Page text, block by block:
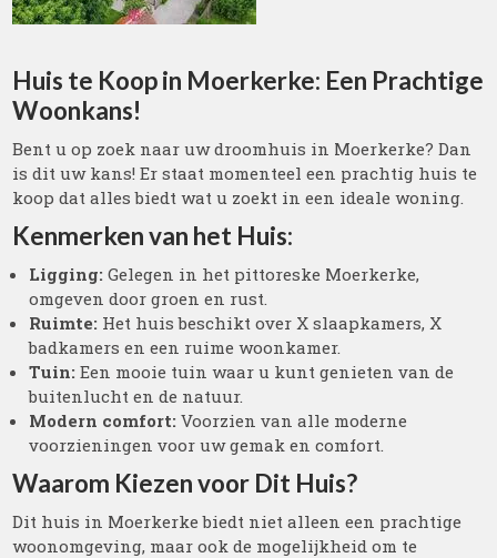
Huis te Koop in Moerkerke: Een Prachtige
Woonkans!
Bent u op zoek naar uw droomhuis in Moerkerke? Dan
is dit uw kans! Er staat momenteel een prachtig huis te
koop dat alles biedt wat u zoekt in een ideale woning.
Kenmerken van het Huis:
Ligging: Gelegen in het pittoreske Moerkerke,
omgeven door groen en rust.
Ruimte: Het huis beschikt over X slaapkamers, X
badkamers en een ruime woonkamer.
Tuin: Een mooie tuin waar u kunt genieten van de
buitenlucht en de natuur.
Modern comfort: Voorzien van alle moderne
voorzieningen voor uw gemak en comfort.
Waarom Kiezen voor Dit Huis?
Dit huis in Moerkerke biedt niet alleen een prachtige
woonomgeving, maar ook de mogelijkheid om te